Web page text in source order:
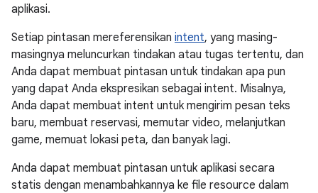
aplikasi.
Setiap pintasan mereferensikan intent, yang masing-
masingnya meluncurkan tindakan atau tugas tertentu, dan
Anda dapat membuat pintasan untuk tindakan apa pun
yang dapat Anda ekspresikan sebagai intent. Misalnya,
Anda dapat membuat intent untuk mengirim pesan teks
baru, membuat reservasi, memutar video, melanjutkan
game, memuat lokasi peta, dan banyak lagi.
Anda dapat membuat pintasan untuk aplikasi secara
statis dengan menambahkannya ke file resource dalam